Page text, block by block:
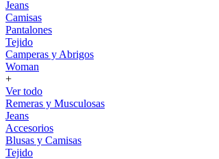
Jeans
Camisas
Pantalones
Tejido
Camperas y Abrigos
Woman
+
Ver todo
Remeras y Musculosas
Jeans
Accesorios
Blusas y Camisas
Tejido